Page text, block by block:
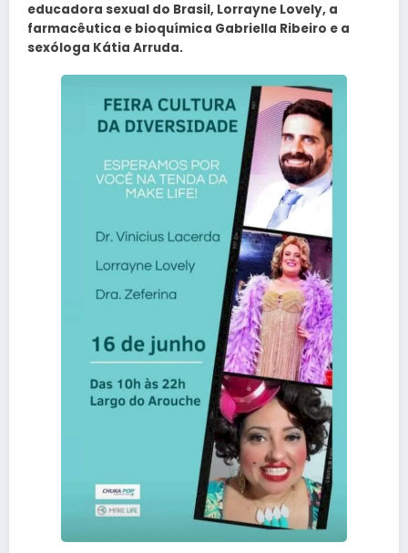
educadora sexual do Brasil, Lorrayne Lovely, a
farmacêutica e bioquímica Gabriella Ribeiro e a
sexóloga Kátia Arruda.